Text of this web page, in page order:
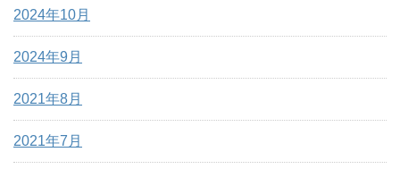
2024年10月
2024年9月
2021年8月
2021年7月